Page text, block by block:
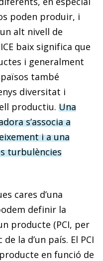
poden produir, i
alt nivell de
baix significa que
i generalment
també
diversitat i
productiu. Una
s’associa a
i a una
turbulèn­cies
cares d’una
definir la
producte (PCI, per
la d’un país. El PCI
en funció de